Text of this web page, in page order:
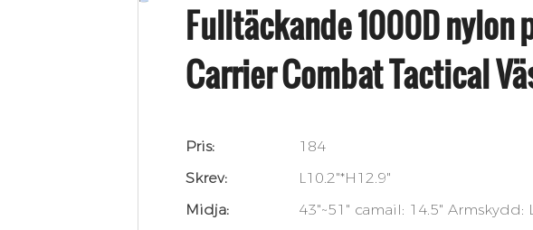
Fulltäckande 1000D nylon
Carrier Combat Tactical
Pris:
184
Skrev:
L10.2"*H12.9"
Midja:
43"~51" camail: 14.5" Armskydd: